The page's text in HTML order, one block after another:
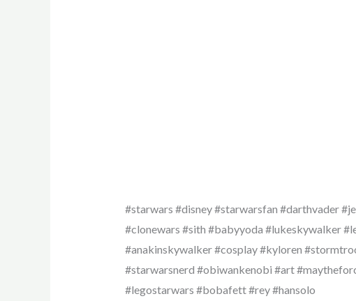
#starwars #disney #starwarsfan #darthvader
#clonewars #sith #babyyoda #lukeskywalker
#anakinskywalker #cosplay #kyloren
#starwarsnerd #obiwankenobi #art
#legostarwars #bobafett #rey #hansolo